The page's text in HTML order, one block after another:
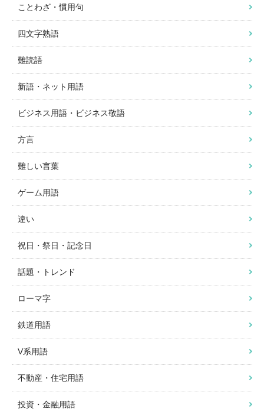
ことわざ・慣用句
四文字熟語
難読語
新語・ネット用語
ビジネス用語・ビジネス敬語
方言
難しい言葉
ゲーム用語
違い
祝日・祭日・記念日
話題・トレンド
ローマ字
鉄道用語
V系用語
不動産・住宅用語
投資・金融用語